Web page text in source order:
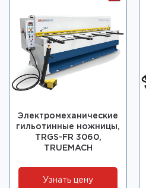
Электромеханические
гильотинные ножницы,
TRGS-FR 3060,
TRUEMACH
Узнать цену